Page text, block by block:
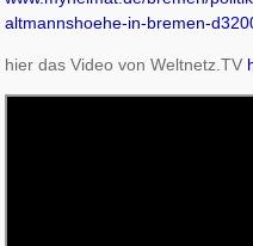
altmannshoehe-in-bremen-
hier das Video von Weltnetz.TV